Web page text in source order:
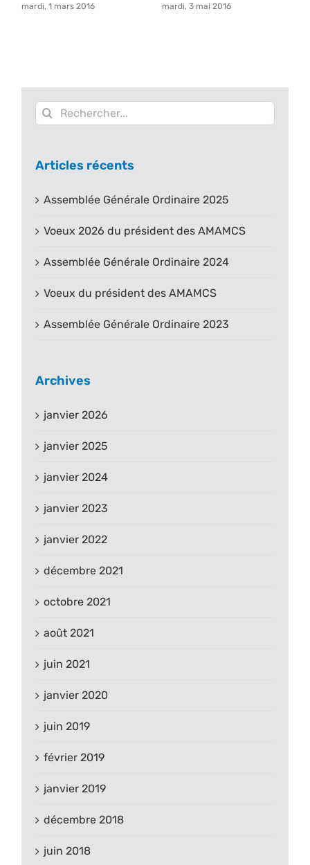
mardi, 1 mars 2016 mardi, 3 mai 2016
Rechercher:
Articles récents
Assemblée Générale Ordinaire 2025
Voeux 2026 du président des AMAMCS
Assemblée Générale Ordinaire 2024
Voeux du président des AMAMCS
Assemblée Générale Ordinaire 2023
Archives
janvier 2026
janvier 2025
janvier 2024
janvier 2023
janvier 2022
décembre 2021
octobre 2021
août 2021
juin 2021
janvier 2020
juin 2019
février 2019
janvier 2019
décembre 2018
juin 2018